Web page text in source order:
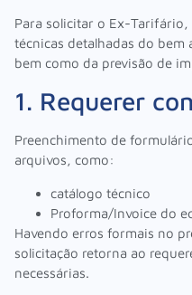
Para solicitar o Ex-
técnicas detalhadas do
bem como da previsão de
1. Requerer
Preenchimento de
arquivos, como:
catálogo técnico
Proforma/Invoice do
Havendo erros formais no
solicitação retorna ao
necessárias.